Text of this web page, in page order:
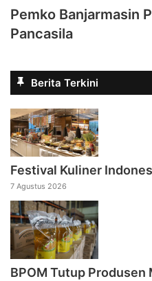
Pemko Banjarmasin
Pancasila
Berita Terkini
Festival Kuliner
7 Agustus 2026
BPOM Tutup Produsen